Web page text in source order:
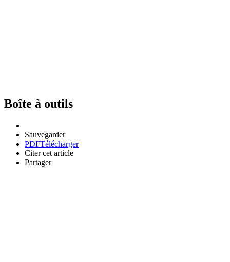
Boîte à outils
Sauvegarder
PDFTélécharger
Citer cet article
Partager